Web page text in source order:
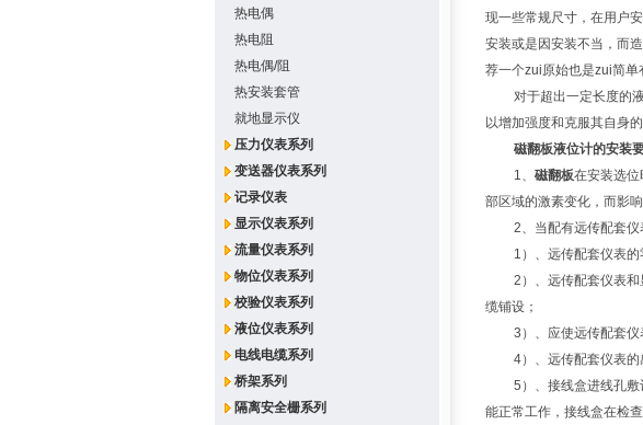
热电偶
热电阻
热电偶/阻
热安装套管
就地显示仪
压力仪表系列
变送器仪表系列
记录仪表
显示仪表系列
流量仪表系列
物位仪表系列
校验仪表系列
液位仪表系列
电线电缆系列
桥架系列
隔离安全栅系列
现一些常规尺寸，在用户
安装或是因安装不当，而
荐一个zui原始也是zui简单
对于超出一定长度的
以增加强度和克服其自身的
磁翻板液位计的安装
1、 磁翻板在安装选
部区域的激素变化，而影
2、当配有远传配套仪
1）、远传配套仪表
2）、远传配套仪表
缆铺设；
3）、应使远传配套
4）、远传配套仪表的
5）、接线盒进线孔
能正常工作，接线盒在检